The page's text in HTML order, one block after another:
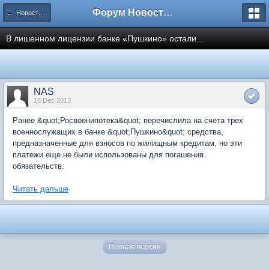
← Новости рынка недвижимости Форум Новостройки
В лишенном лицензии банке «Пушкино» остали...
NAS
18 Dec 2013
Ранее &quot;Росвоенипотека&quot; перечислила на счета трех
военнослужащих в банке &quot;Пушкино&quot; средства,
предназначенные для взносов по жилищным кредитам, но эти
платежи еще не были использованы для погашения
обязательств.
Читать дальше
Полная версия